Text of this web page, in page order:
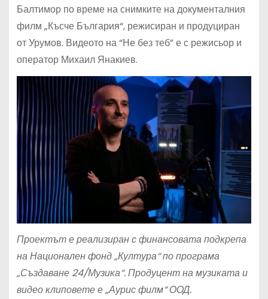
Балтимор по време на снимките на документалния
филм „Късче България“, режисиран и продуциран
от Урумов. Видеото на “Не без теб” е с режисьор и
оператор Михаил Янакиев.
Проектът е реализиран с финансовата подкрепа
на Национален фонд „Култура“ по програма
„Създаване 24/Музика“. Продуцент на музиката и
видео клиповете е „Аурис филм“ ООД.